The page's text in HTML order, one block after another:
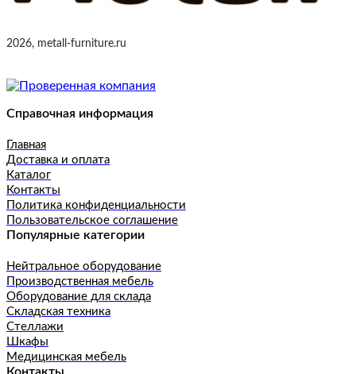
2026, metall-furniture.ru
Справочная информация
Главная
Доставка и оплата
Каталог
Контакты
Политика конфиденциальности
Пользовательское соглашение
Популярные категории
Нейтральное оборудование
Производственная мебель
Оборудование для склада
Складская техника
Стеллажи
Шкафы
Медицинская мебель